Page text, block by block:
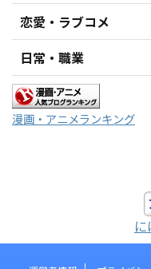
恋愛・ラブコメ
日常・職業
漫画・アニメランキング